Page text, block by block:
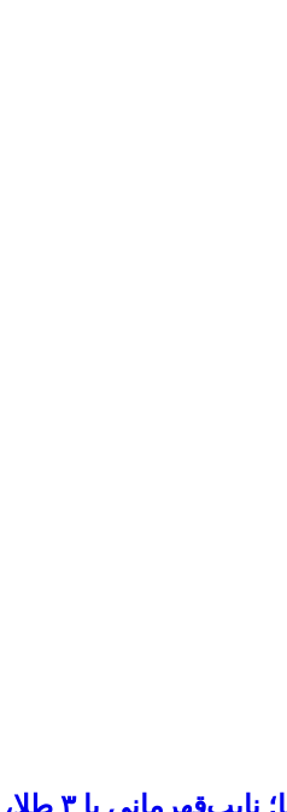
۳ طلا، یک نقره و ۵ برنز